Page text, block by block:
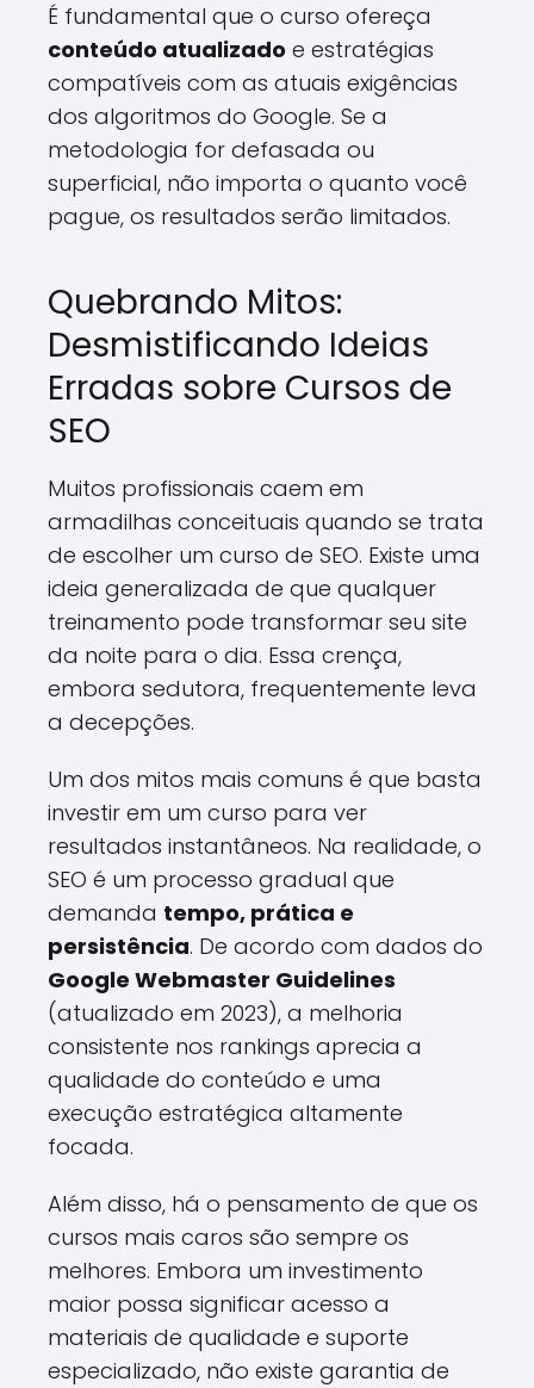
É fundamental que o curso ofereça
conteúdo atualizado e estratégias
compatíveis com as atuais exigências
dos algoritmos do Google. Se a
metodologia for defasada ou
superficial, não importa o quanto você
pague, os resultados serão limitados.
Quebrando Mitos:
Desmistificando Ideias
Erradas sobre Cursos de
SEO
Muitos profissionais caem em
armadilhas conceituais quando se trata
de escolher um curso de SEO. Existe uma
ideia generalizada de que qualquer
treinamento pode transformar seu site
da noite para o dia. Essa crença,
embora sedutora, frequentemente leva
a decepções.
Um dos mitos mais comuns é que basta
investir em um curso para ver
resultados instantâneos. Na realidade, o
SEO é um processo gradual que
demanda tempo, prática e
persistência. De acordo com dados do
Google Webmaster Guidelines
(atualizado em 2023), a melhoria
consistente nos rankings aprecia a
qualidade do conteúdo e uma
execução estratégica altamente
focada.
Além disso, há o pensamento de que os
cursos mais caros são sempre os
melhores. Embora um investimento
maior possa significar acesso a
materiais de qualidade e suporte
especializado, não existe garantia de